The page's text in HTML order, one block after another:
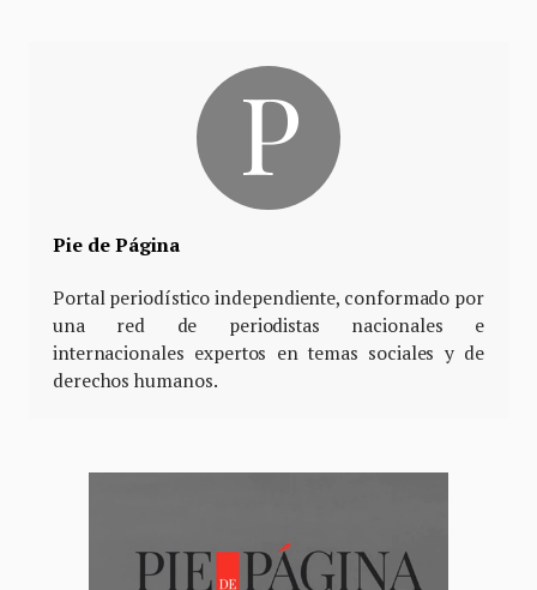
Pie de Página
Portal periodístico independiente, conformado por
una red de periodistas nacionales e
internacionales expertos en temas sociales y de
derechos humanos.